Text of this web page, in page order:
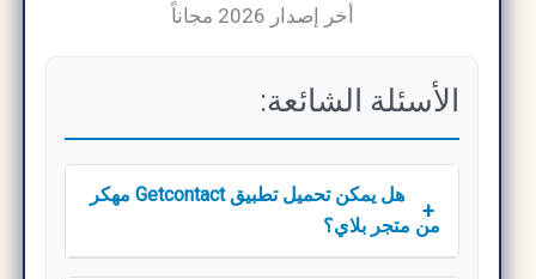
الأسئلة الشائعة:
هل يمكن تحميل تطبيق Getcontact مهكر
من متجر بلاي؟
+